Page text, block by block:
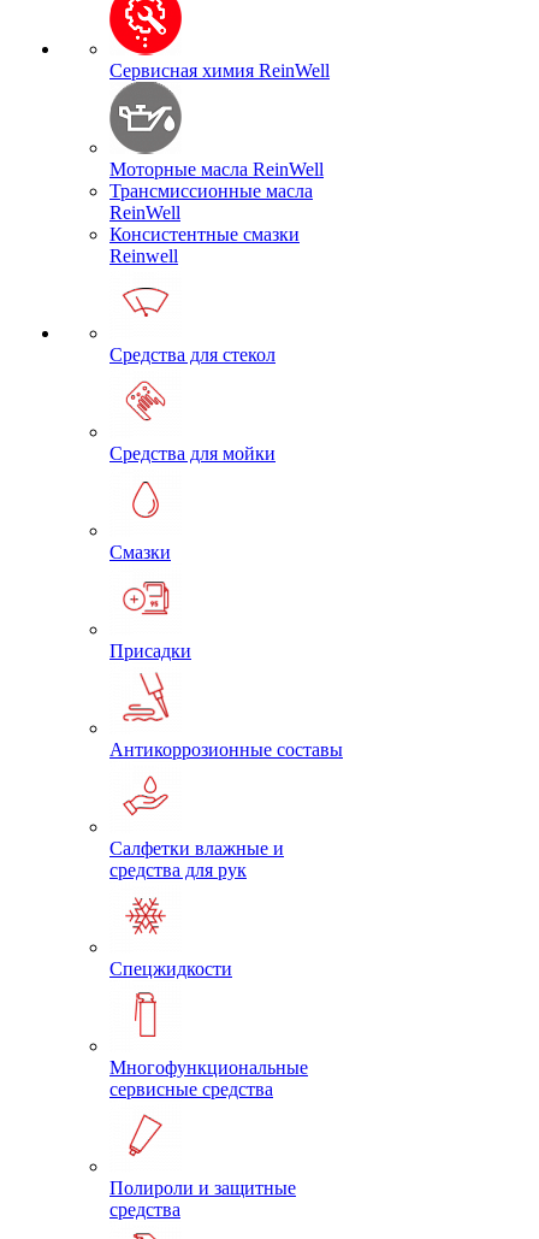
Сервисная химия ReinWell
Моторные масла ReinWell
Трансмиссионные масла
ReinWell
Консистентные смазки
Reinwell
Средства для стекол
Средства для мойки
Смазки
Присадки
Антикоррозионные составы
Салфетки влажные и
средства для рук
Спецжидкости
Многофункциональные
сервисные средства
Полироли и защитные
средства